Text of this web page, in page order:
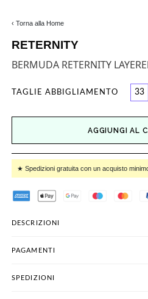
‹ Torna alla Home
RETERNITY
BERMUDA RETERNITY
TAGLIE ABBIGLIAMENTO 33
AGGIUNGI AL
★ Spedizioni gratuita con un acquisto
DESCRIZIONI
PAGAMENTI
SPEDIZIONI